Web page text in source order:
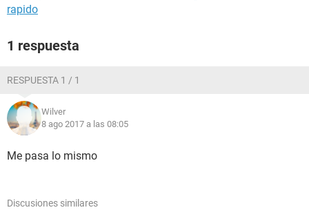
rapido
1 respuesta
RESPUESTA 1 / 1
Wilver
8 ago 2017 a las 08:05
Me pasa lo mismo
Discusiones similares